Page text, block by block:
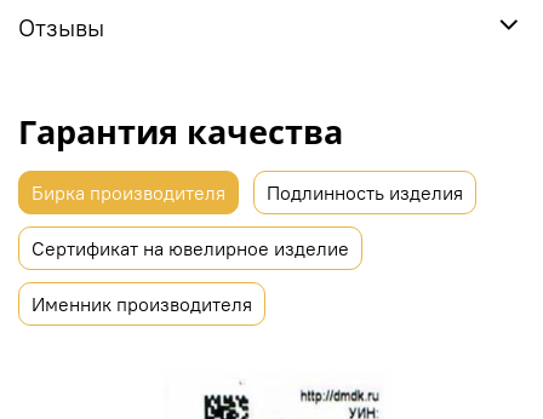
Отзывы
Гарантия качества
Бирка производителя Подлинность изделия
Сертификат на ювелирное изделие
Именник производителя